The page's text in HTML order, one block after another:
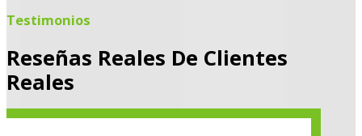
Testimonios
Reseñas Reales De Clientes
Reales